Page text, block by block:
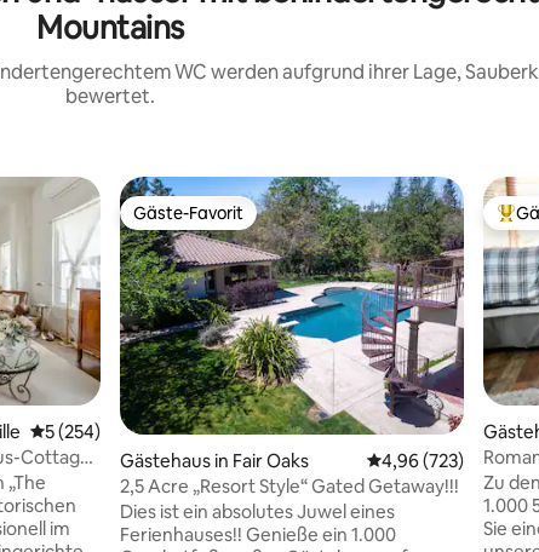
Mountains
WC werden aufgrund ihrer Lage,
bewertet.
Bewertungen
Durchschnittliche Bewertung: 5 von 5, 254 Bewertungen
5 (254)
Cottage
im
Gäste-Favorit
Gäste-Favorit
Gästehaus in Fair Oaks Durchschnittliche
4,96 (723)
2,5 Acre „Resort Style“ Gated Getaway!!!
Dies ist ein absolutes Juwel eines
Ferienhauses!! Genieße ein 1.000
Zu
1.000
Sie